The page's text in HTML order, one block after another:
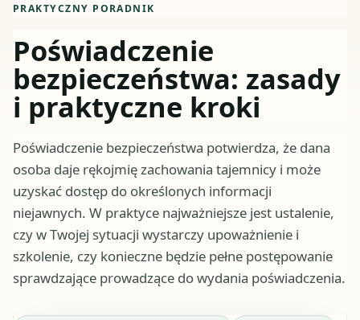
PRAKTYCZNY PORADNIK
Poświadczenie
bezpieczeństwa: zasady
i praktyczne kroki
Poświadczenie bezpieczeństwa potwierdza, że dana
osoba daje rękojmię zachowania tajemnicy i może
uzyskać dostęp do określonych informacji
niejawnych. W praktyce najważniejsze jest ustalenie,
czy w Twojej sytuacji wystarczy upoważnienie i
szkolenie, czy konieczne będzie pełne postępowanie
sprawdzające prowadzące do wydania poświadczenia.